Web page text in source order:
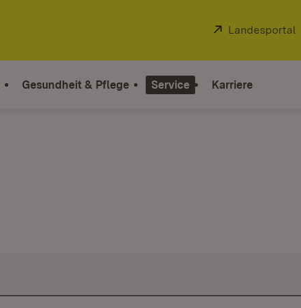
Extern:
Landesportal
Gesundheit & Pflege Service Karriere